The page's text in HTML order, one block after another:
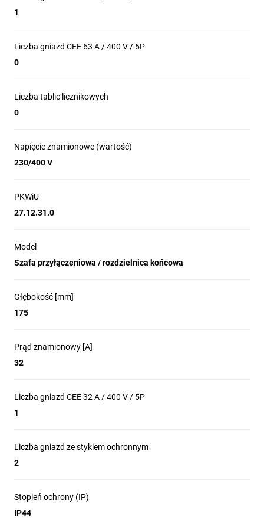
1
Liczba gniazd CEE 63 A / 400 V / 5P
0
Liczba tablic licznikowych
0
Napięcie znamionowe (wartość)
230/400 V
PKWiU
27.12.31.0
Model
Szafa przyłączeniowa / rozdzielnica końcowa
Głębokość [mm]
175
Prąd znamionowy [A]
32
Liczba gniazd CEE 32 A / 400 V / 5P
1
Liczba gniazd ze stykiem ochronnym
2
Stopień ochrony (IP)
IP44